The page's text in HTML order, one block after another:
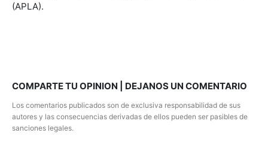
(APLA).
COMPARTE TU OPINION | DEJANOS UN COMENTARIO
Los comentarios publicados son de exclusiva responsabilidad de sus
autores y las consecuencias derivadas de ellos pueden ser pasibles de
sanciones legales.